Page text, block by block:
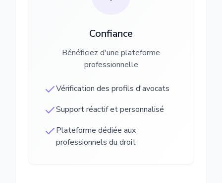
Confiance
Bénéficiez d'une plateforme
professionnelle
Vérification des profils d'avocats
Support réactif et personnalisé
Plateforme dédiée aux
professionnels du droit